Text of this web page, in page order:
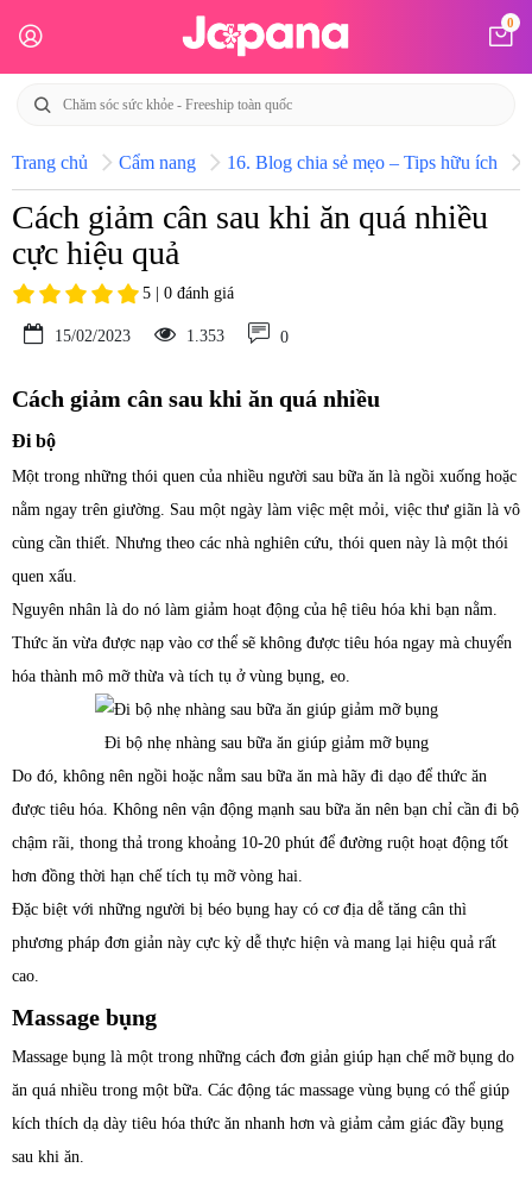
0
Trang chủ Cẩm nang 16. Blog chia sẻ mẹo – Tips hữu ích
Cách giảm cân sau khi ăn quá nhiều
cực hiệu quả
5 | 0 đánh giá
15/02/2023 1.353 0
Cách giảm cân sau khi ăn quá nhiều
Đi bộ
Một trong những thói quen của nhiều người sau bữa ăn là ngồi xuống hoặc
nằm ngay trên giường. Sau một ngày làm việc mệt mỏi, việc thư giãn là vô
cùng cần thiết. Nhưng theo các nhà nghiên cứu, thói quen này là một thói
quen xấu.
Nguyên nhân là do nó làm giảm hoạt động của hệ tiêu hóa khi bạn nằm.
Thức ăn vừa được nạp vào cơ thể sẽ không được tiêu hóa ngay mà chuyển
hóa thành mô mỡ thừa và tích tụ ở vùng bụng, eo.
Đi bộ nhẹ nhàng sau bữa ăn giúp giảm mỡ bụng
Do đó, không nên ngồi hoặc nằm sau bữa ăn mà hãy đi dạo để thức ăn
được tiêu hóa. Không nên vận động mạnh sau bữa ăn nên bạn chỉ cần đi bộ
chậm rãi, thong thả trong khoảng 10-20 phút để đường ruột hoạt động tốt
hơn đồng thời hạn chế tích tụ mỡ vòng hai.
Đặc biệt với những người bị béo bụng hay có cơ địa dễ tăng cân thì
phương pháp đơn giản này cực kỳ dễ thực hiện và mang lại hiệu quả rất
cao.
Massage bụng
Massage bụng là một trong những cách đơn giản giúp hạn chế mỡ bụng do
ăn quá nhiều trong một bữa. Các động tác massage vùng bụng có thể giúp
kích thích dạ dày tiêu hóa thức ăn nhanh hơn và giảm cảm giác đầy bụng
sau khi ăn.